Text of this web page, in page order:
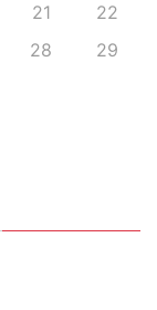
21
22
28
29